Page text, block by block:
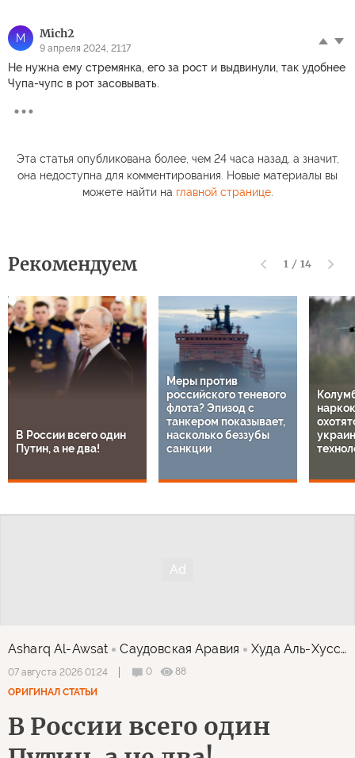
M Mich2
9 апреля 2024, 21:17
Не нужна ему стремянка, его за рост и выдвинули, так удобнее
Чупа-чупс в рот засовывать.
Эта статья опубликована более, чем 24 часа назад, а значит,
она недоступна для комментирования. Новые материалы вы
можете найти на главной странице.
Рекомендуем 1 / 14
В России всего один
Путин, а не два!
Меры против
российского теневого
флота? Эпизод с
танкером показывает,
насколько беззубы
санкции
Asharq Al-Awsat Саудовская Аравия Худа Аль-Хуссейни
07 августа 2026 01:24 0
88
ОРИГИНАЛ СТАТЬИ
В России всего один